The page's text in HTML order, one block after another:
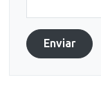
Enviar